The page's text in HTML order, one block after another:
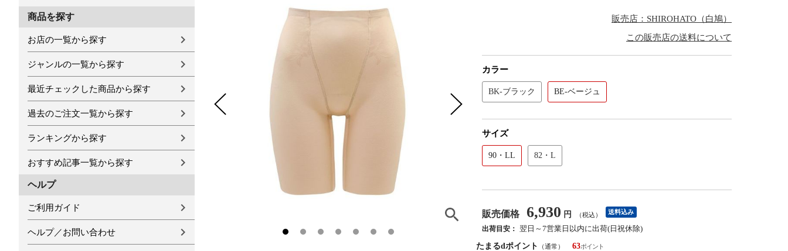
商品を探す
お店の一覧から探す
ジャンルの一覧から探す
最近チェックした商品から探す
過去のご注文一覧から探す
ランキングから探す
おすすめ記事一覧から探す
ヘルプ
ご利用ガイド
ヘルプ／お問い合わせ
販売店：SHIROHATO（白鳩）
この販売店の送料について
カラー
BK-ブラック BE-ベージュ
サイズ
90・LL 82・L
販売価格 6,930 円 （税込） 送料込み
出荷目安： 翌日～7営業日以内に出荷(日祝休除)
たまるdポイント
（通常）
63